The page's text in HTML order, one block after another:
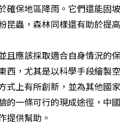
確保地區降雨。它們還能固
昆蟲，森林同樣還有助於提
且應該採取適合自身情況的
西，尤其是以科學手段繪製
式上有所創新，並為其他國
的一條可行的現成途徑，中
提供幫助。